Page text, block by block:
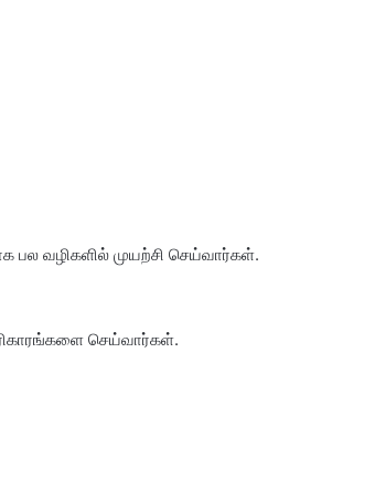
வழிகளில் முயற்சி செய்வார்கள்.
செய்வார்கள்.